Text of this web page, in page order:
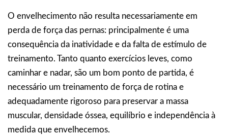
O envelhecimento não resulta necessariamente em
perda de força das pernas: principalmente é uma
consequência da inatividade e da falta de estímulo de
treinamento. Tanto quanto exercícios leves, como
caminhar e nadar, são um bom ponto de partida, é
necessário um treinamento de força de rotina e
adequadamente rigoroso para preservar a massa
muscular, densidade óssea, equilíbrio e independência à
medida que envelhecemos.